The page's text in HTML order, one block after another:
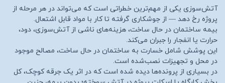
آتش‌سوزی یکی از مهم‌ترین خطراتی است که می‌تواند در هر مرحله از
پروژه رخ دهد — از جوشکاری گرفته تا کار با مواد قابل اشتعال.
بیمه ساختمان در حال ساخت، هزینه‌های ناشی از آتش‌سوزی، دود،
حرارت یا انفجار را جبران می‌کند.
این پوشش شامل خسارت به ساختمان در حال ساخت، مصالح موجود
در محل و تجهیزات نصب‌شده است.
در بسیاری از پرونده‌ها دیده شده است که در اثر یک جرقه کوچک، کل